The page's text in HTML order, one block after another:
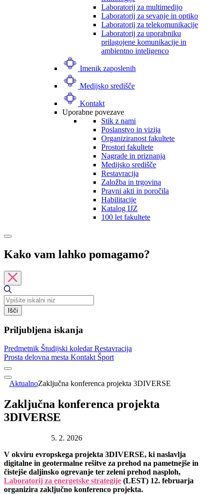
Laboratorij za multimedijo
Laboratorij za sevanje in optiko
Laboratorij za telekomunikacije
Laboratorij za uporabniku
prilagojene komunikacije in
ambientno inteligenco
Imenik zaposlenih
Medijsko središče
Kontakt
Uporabne povezave
Stik z nami
Poslanstvo in vizija
Organiziranost fakultete
Prostori fakultete
Nagrade in priznanja
Medijsko središče
Restavracija
Založba in trgovina
Pravni akti in poročila
Habilitacije
Katalog IJZ
100 let fakultete
Kako vam lahko pomagamo?
Išči
Priljubljena iskanja
Predmetnik Študijski koledarRestavracija
Prosta delovna mesta Kontakt Šport
AktualnoZaključna konferenca projekta 3DIVERSE
Zaključna konferenca projekta
3DIVERSE
5. 2. 2026
V okviru evropskega projekta 3DIVERSE, ki naslavlja
digitalne in geotermalne rešitve za prehod na pametnejše in
čistejše daljinsko ogrevanje ter zeleni prehod nasploh,
Laboratorij za energetske strategije (LEST) 12. februarja
organizira zaključno konferenco projekta.